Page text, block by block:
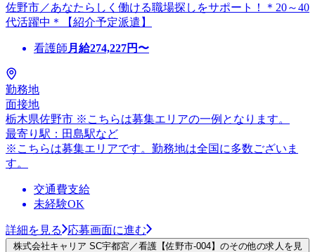
佐野市／あなたらしく働ける職場探しをサポート！＊20～40
代活躍中＊【紹介予定派遣】
看護師 月給274,227円〜
勤務地
面接地
栃木県佐野市 ※こちらは募集エリアの一例となります。
最寄り駅：田島駅など
※こちらは募集エリアです。勤務地は全国に多数ございま
す。
交通費支給
未経験OK
詳細を見る 応募画面に進む
株式会社キャリア SC宇都宮／看護【佐野市-004】のその他の求人を見